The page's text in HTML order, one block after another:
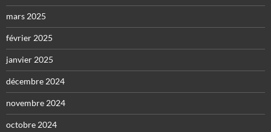
mars 2025
février 2025
janvier 2025
décembre 2024
novembre 2024
octobre 2024